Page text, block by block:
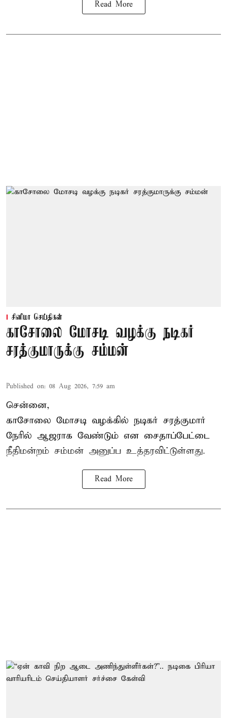
Read More
சினிமா செய்திகள்
காசோலை மோசடி வழக்கு நடிகர்
சரத்குமாருக்கு சம்மன்
Published on: 08 Aug 2026, 7:59 am
சென்னை,
காசோலை மோசடி வழக்கில் நடிகர் சரத்குமார்
நேரில் ஆஜராக வேண்டும் என சைதாப்பேட்டை
நீதிமன்றம் சம்மன் அனுப்ப உத்தரவிட்டுள்ளது.
Read More